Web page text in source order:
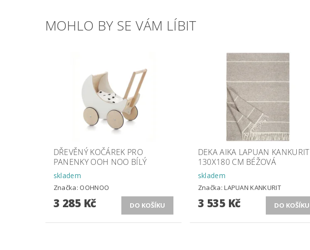
MOHLO BY SE VÁM LÍBIT
DŘEVĚNÝ KOČÁREK PRO
PANENKY OOH NOO BÍLÝ
skladem
Značka: OOHNOO
3 285 Kč
DEKA AIKA LAPUAN KANKURIT
130X180 CM BÉŽOVÁ
skladem
Značka:LAPUAN KANKURIT
3 535 Kč